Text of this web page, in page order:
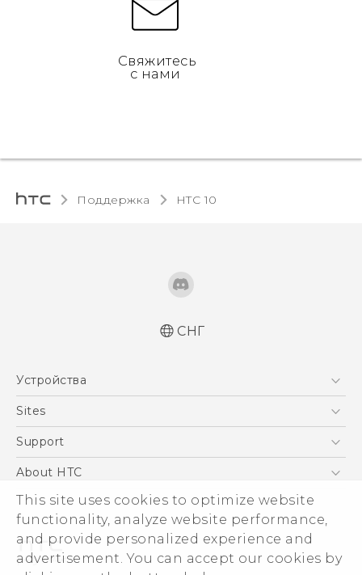
This site uses cookies to optimize website
functionality, analyze website performance,
and provide personalized experience and
advertisement. You can accept our cookies by
Свяжитесь
с нами
Поддержка HTC 10‎
Русский - Руководство пользователя
соответствию стандартам
Қазақ - жұмысты бастау нұсқаулығы
ақпараты
English - Quick start guide
English - User manual
English - Safety and regulatory guide
СНГ
Устройства
5G
EXODUS
VIVE
Sites
HTC Dev
Support
ПОДДЕРЖКА
About HTC
ESG
Инвестирование
Политика конфиденциальности